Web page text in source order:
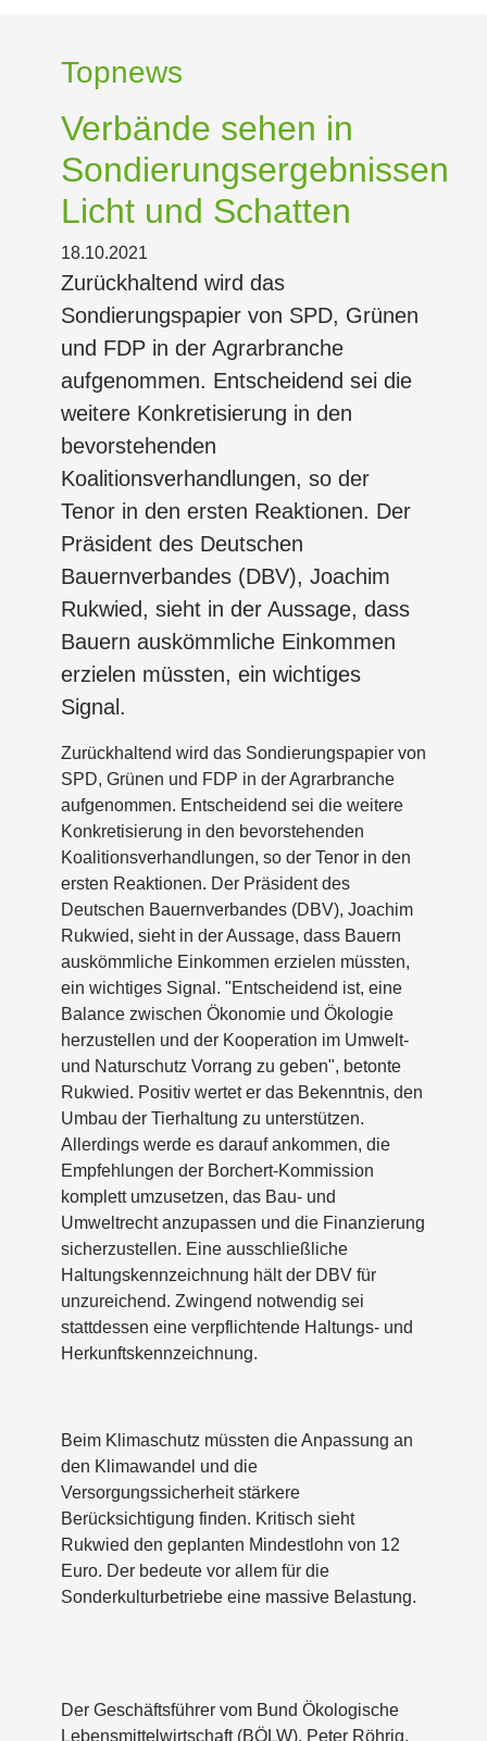
Topnews
Verbände sehen in
Sondierungsergebnissen
Licht und Schatten
18.10.2021
Zurückhaltend wird das
Sondierungspapier von SPD, Grünen
und FDP in der Agrarbranche
aufgenommen. Entscheidend sei die
weitere Konkretisierung in den
bevorstehenden
Koalitionsverhandlungen, so der
Tenor in den ersten Reaktionen. Der
Präsident des Deutschen
Bauernverbandes (DBV), Joachim
Rukwied, sieht in der Aussage, dass
Bauern auskömmliche Einkommen
erzielen müssten, ein wichtiges
Signal.
Zurückhaltend wird das Sondierungspapier von
SPD, Grünen und FDP in der Agrarbranche
aufgenommen. Entscheidend sei die weitere
Konkretisierung in den bevorstehenden
Koalitionsverhandlungen, so der Tenor in den
ersten Reaktionen. Der Präsident des
Deutschen Bauernverbandes (DBV), Joachim
Rukwied, sieht in der Aussage, dass Bauern
auskömmliche Einkommen erzielen müssten,
ein wichtiges Signal. "Entscheidend ist, eine
Balance zwischen Ökonomie und Ökologie
herzustellen und der Kooperation im Umwelt-
und Naturschutz Vorrang zu geben", betonte
Rukwied. Positiv wertet er das Bekenntnis, den
Umbau der Tierhaltung zu unterstützen.
Allerdings werde es darauf ankommen, die
Empfehlungen der Borchert-Kommission
komplett umzusetzen, das Bau- und
Umweltrecht anzupassen und die Finanzierung
sicherzustellen. Eine ausschließliche
Haltungskennzeichnung hält der DBV für
unzureichend. Zwingend notwendig sei
stattdessen eine verpflichtende Haltungs- und
Herkunftskennzeichnung.
Beim Klimaschutz müssten die Anpassung an
den Klimawandel und die
Versorgungssicherheit stärkere
Berücksichtigung finden. Kritisch sieht
Rukwied den geplanten Mindestlohn von 12
Euro. Der bedeute vor allem für die
Sonderkulturbetriebe eine massive Belastung.
Der Geschäftsführer vom Bund Ökologische
Lebensmittelwirtschaft (BÖLW), Peter Röhrig,